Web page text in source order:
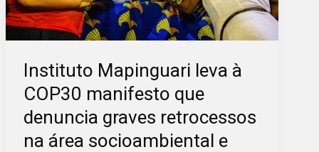
Instituto Mapinguari leva à
COP30 manifesto que
denuncia graves retrocessos
na área socioambiental e
na
área
socioambiental
e
climática